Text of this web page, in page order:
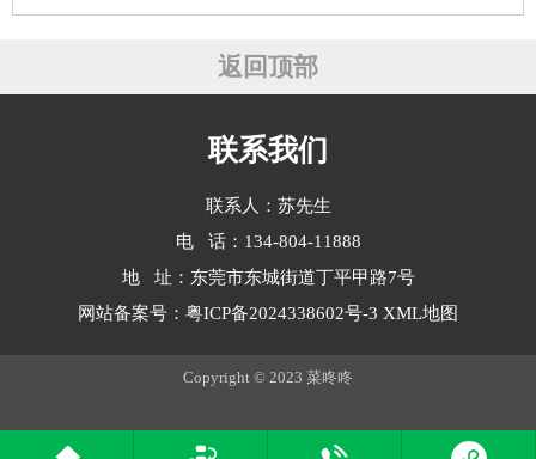
返回顶部
联系我们
联系人：苏先生
电 话：134-804-11888
地 址：东莞市东城街道丁平甲路7号
网站备案号： 粤ICP备2024338602号-3 XML地图
Copyright © 2023 菜咚咚